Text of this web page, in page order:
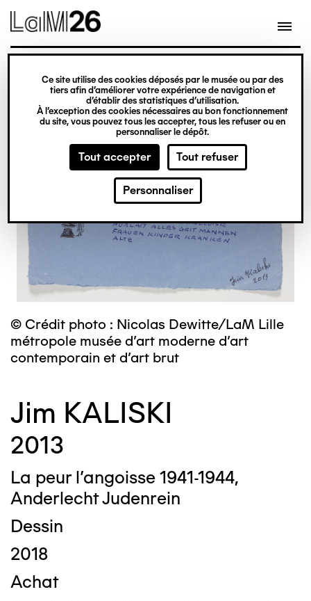
Gestion des cookies
Ce site utilise des cookies déposés par le musée ou par des
tiers afin d’améliorer votre expérience de navigation et
d’établir des statistiques d’utilisation.
À l’exception des cookies nécessaires au bon fonctionnement
du site, vous pouvez tous les accepter, tous les refuser ou en
personnaliser le dépôt.
Tout accepter Tout refuser
Personnaliser
contenu
© Crédit photo : Nicolas Dewitte/LaM Lille
métropole musée d’art moderne d’art
contemporain et d’art brut
Jim KALISKI
2013
La peur l’angoisse 1941-1944,
Anderlecht Judenrein
Dessin
2018
Achat